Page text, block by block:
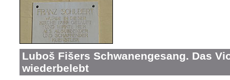
Luboš Fišers Schwanengesang. Das
wiederbelebt